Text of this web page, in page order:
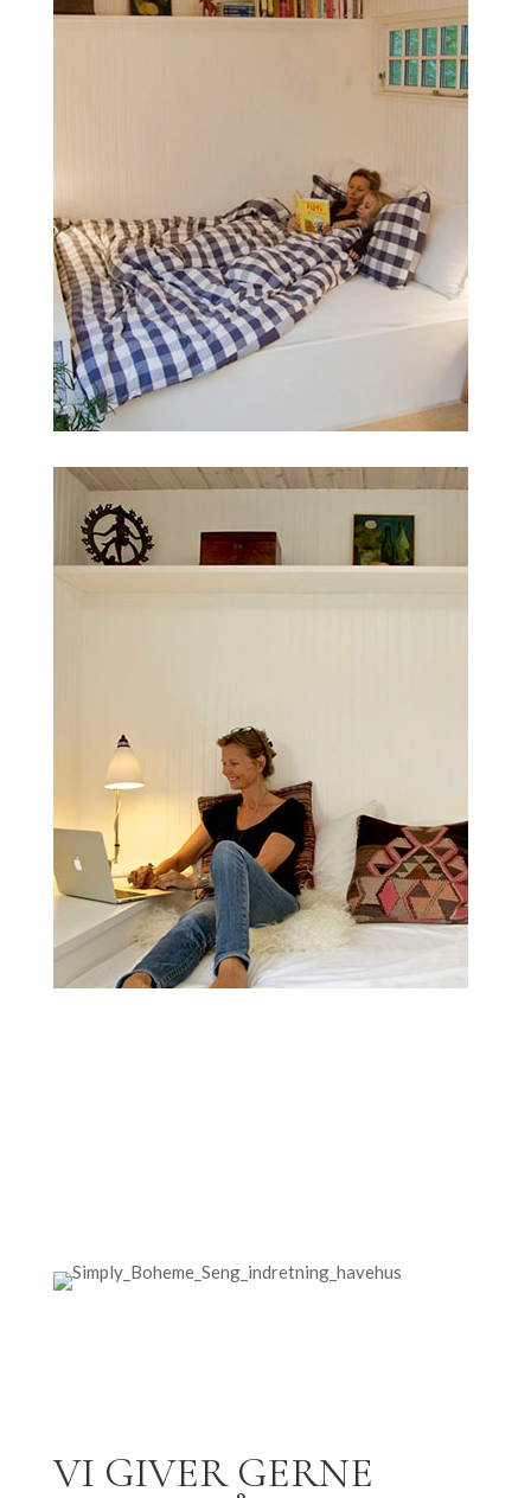
VI GIVER GERNE